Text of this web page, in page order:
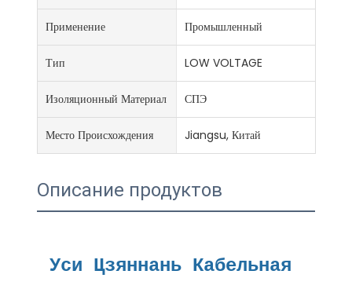
Применение Промышленный
Тип LOW VOLTAGE
Изоляционный Материал СПЭ
Место Происхождения Jiangsu, Китай
Описание продуктов
Уси Цзяннань Кабельная